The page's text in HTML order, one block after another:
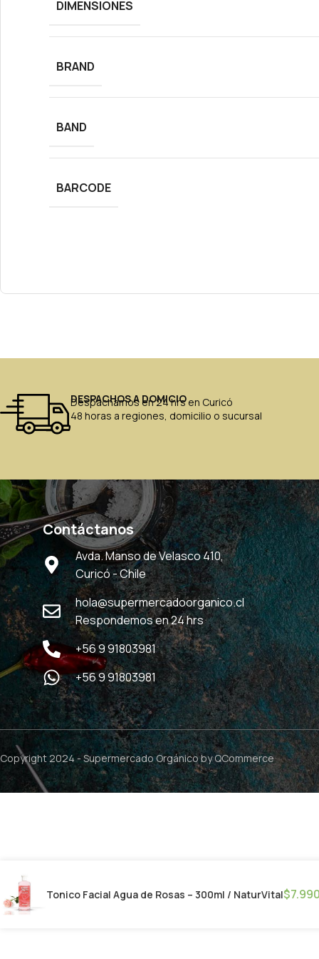
DIMENSIONES
BRAND
BAND
BARCODE
DESPACHOS A DOMICIO
Despachamos en 24 hrs en Curicó
48 horas a regiones, domicilio o sucursal
Contáctanos
Avda. Manso de Velasco 410,
Curicó - Chile
hola@supermercadoorganico.cl
Respondemos en 24 hrs
+56 9 91803981
+56 9 91803981
Copyright 2024 -Supermercado Orgánicoby QCommerce
Tonico Facial Agua de Rosas – 300ml / NaturVital$